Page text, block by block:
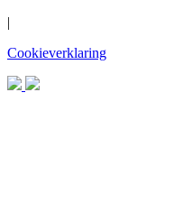
|
Cookieverklaring